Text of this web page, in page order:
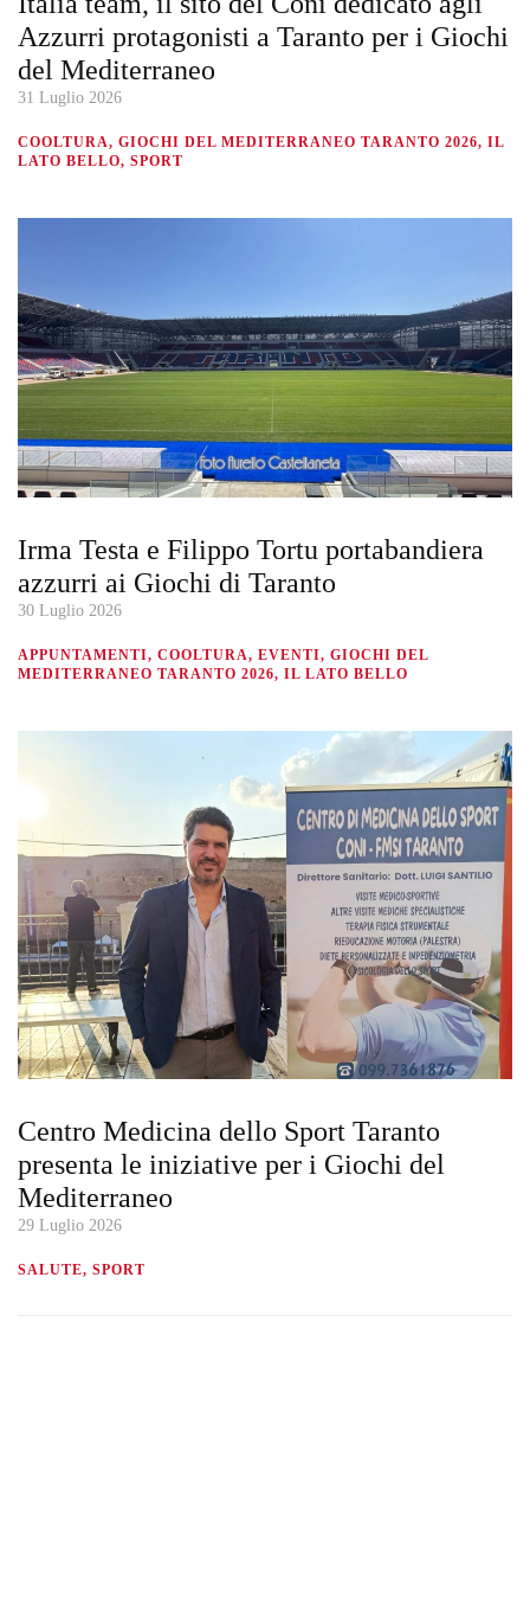
Azzurri protagonisti a Taranto per i Giochi
del Mediterraneo
31 Luglio 2026
COOLTURA, GIOCHI DEL MEDITERRANEO TARANTO 2026, IL
LATO BELLO, SPORT
Irma Testa e Filippo Tortu portabandiera
azzurri ai Giochi di Taranto
30 Luglio 2026
APPUNTAMENTI, COOLTURA, EVENTI, GIOCHI DEL
MEDITERRANEO TARANTO 2026, IL LATO BELLO
Centro Medicina dello Sport Taranto
presenta le iniziative per i Giochi del
Mediterraneo
29 Luglio 2026
SALUTE, SPORT